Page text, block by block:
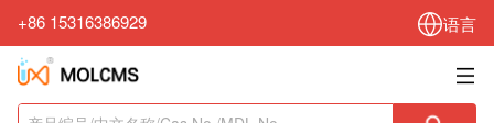
+86 15316386929 语言